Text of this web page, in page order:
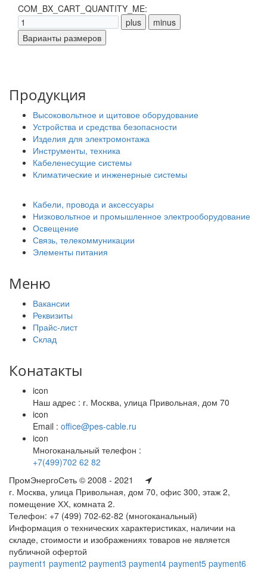
COM_BX_CART_QUANTITY_ME:
Продукция
Высоковольтное и щитовое оборудование
Устройства и средства безопасности
Изделия для электромонтажа
Инструменты, техника
Кабеленесущие системы
Климатические и инженерные системы
Кабели, провода и аксессуары
Низковольтное и промышленное электрооборудование
Освещение
Связь, телекоммуникации
Элементы питания
Меню
Вакансии
Реквизиты
Прайс-лист
Склад
Конатакты
icon
Наш адрес : г. Москва, улица Привольная, дом 70
icon
Email : office@pes-cable.ru
icon
Многоканальный телефон :
+7(499)702 62 82
ПромЭнергоСеть © 2008 - 2021
г. Москва, улица Привольная, дом 70, офис 300, этаж 2,
помещение ХХ, комната 2.
Телефон: +7 (499) 702-62-82 (многоканальный)
Информация о технических характеристиках, наличии на
складе, стоимости и изображениях товаров не является
публичной офертой
payment1 payment2 payment3 payment4 payment5 payment6